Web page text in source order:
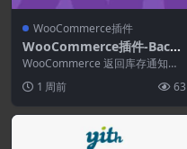
WooCommerce插件
WooCommerce插件-Back I
n Stock Notifications for
WooCommerce 3.3.5
WooCommerce 返回库存通知是
1 周前 63